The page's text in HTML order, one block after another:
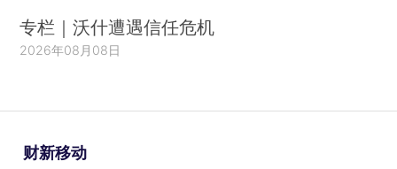
专栏｜沃什遭遇信任危机
2026年08月08日
财新移动